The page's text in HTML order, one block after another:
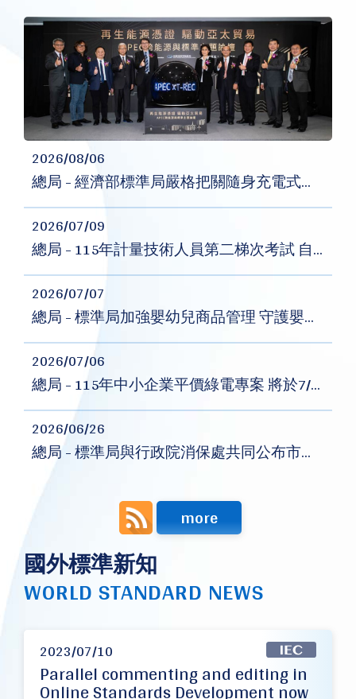
2026/08/06
總局 - 經濟部標準局嚴格把關隨身充電式電器商品安全
2026/07/09
總局 - 115年計量技術人員第二梯次考試 自7月13日起開放報名
2026/07/07
總局 - 標準局加強嬰幼兒商品管理 守護嬰幼兒安全
2026/07/06
總局 - 115年中小企業平價綠電專案 將於7/7起開放登記
2026/06/26
總局 - 標準局與行政院消保處共同公布市售「金、銀紙」及「香品」商品檢測結果
more
國外標準新知
WORLD STANDARD NEWS
2023/07/10
Parallel commenting and editing in
Online Standards Development now